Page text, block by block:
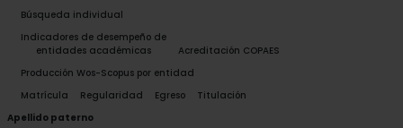
Búsqueda individual
Indicadores de desempeño de
entidades académicas
Acreditación COPAES
Producción Wos-Scopus por entidad
Matrícula
Regularidad Egreso
Titulación
Apellido paterno